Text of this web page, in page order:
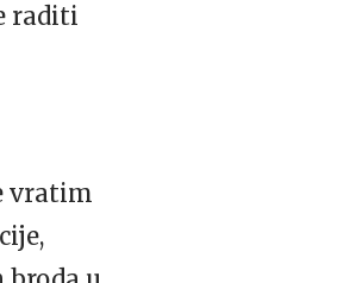
raditi
vratim